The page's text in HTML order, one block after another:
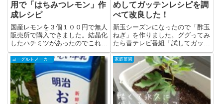
用で「はちみつレモン」作
成レシピ
国産レモンを３個１００円で無人
販売所で購入できました。結晶化
したハチミツがあったのでこれを
使ってハチ...
めしてガッテンレシピを調
べて改良した！
新玉シーズンになったので「酢玉
ねぎ」を作りました。ググってみ
たら昔テレビ番組「試してガッテ
ン」で取り...
ヨーグルトメーカー 家庭菜園